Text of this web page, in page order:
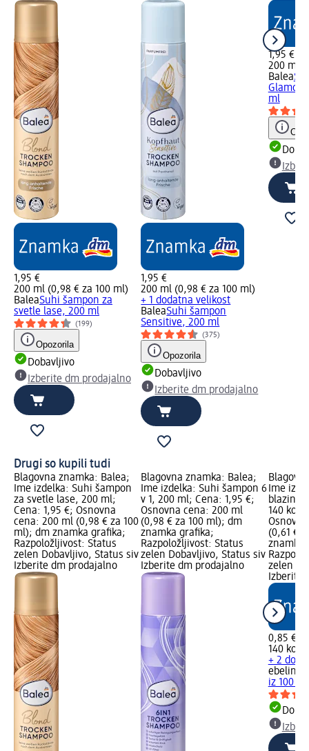
1,95 €
200 ml (0,98 € za 100 ml)
BaleaSuhi šampon za
svetle lase, 200 ml
(199)
Opozorila
Dobavljivo
Izberite dm prodajalno
1,95 €
200 ml (0,98 € za 100 ml)
+ 1 dodatna velikost
BaleaSuhi šampon
Sensitive, 200 ml
(375)
Opozorila
Dobavljivo
Izberite dm prodajalno
1,95 €
200 ml
Balea
ml
Drugi so kupili tudi
Blagovna znamka: Balea;
Ime izdelka: Suhi šampon
za svetle lase, 200 ml;
Cena: 1,95 €; Osnovna
cena: 200 ml (0,98 € za 100
ml); dm znamka grafika;
Razpoložljivost: Status
zelen Dobavljivo, Status siv
Izberite dm prodajalno
Blagovna znamka: Balea;
Ime izdelka: Suhi šampon 6
v 1, 200 ml; Cena: 1,95 €;
Osnovna cena: 200 ml
(0,98 € za 100 ml); dm
znamka grafika;
Razpoložljivost: Status
zelen Dobavljivo, Status siv
Izberite dm prodajalno
Ime
140 kos;
(0,61 €
znamka
zelen
Izberite
0,85 €
140 kos
+ 2
ebelin
iz 100 %